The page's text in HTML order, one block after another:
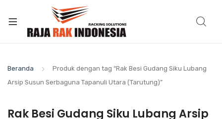
Beranda
Produk dengan tag “Rak Besi Gudang Siku Lubang
Arsip Susun Serbaguna Tapanuli Utara (Tarutung)”
Rak Besi Gudang Siku Lubang Arsip